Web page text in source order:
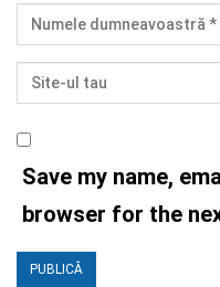
Save my name,
browser for the